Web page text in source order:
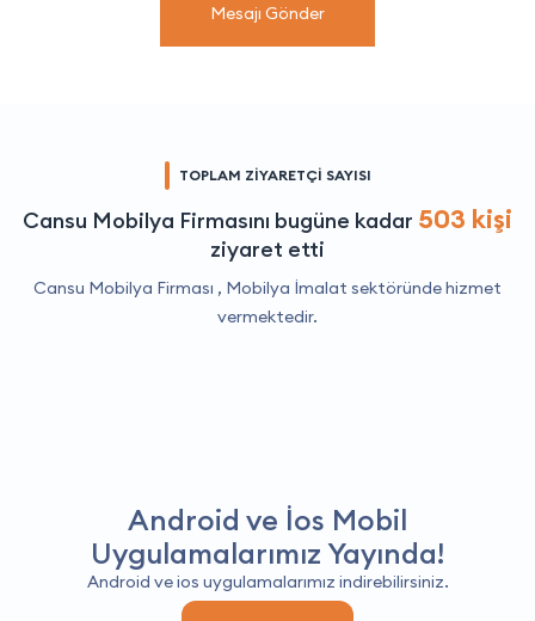
Mesajı Gönder
TOPLAM ZİYARETÇİ SAYISI
Cansu Mobilya Firmasını bugüne kadar 503 kişi
ziyaret etti
Cansu Mobilya Firması , Mobilya İmalat sektöründe hizmet
vermektedir.
Android ve İos Mobil
Uygulamalarımız Yayında!
Android ve ios uygulamalarımız indirebilirsiniz.